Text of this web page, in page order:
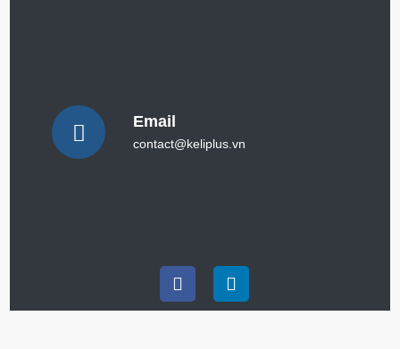
Email
contact@keliplus.vn